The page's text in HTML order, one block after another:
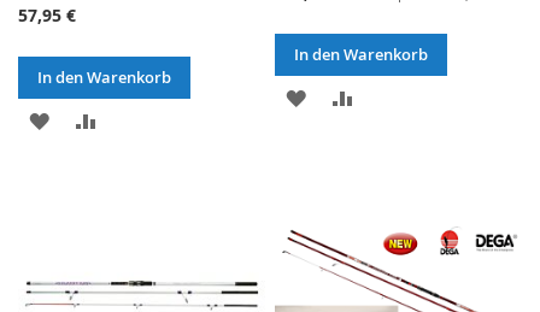
57,95 €
In den Warenkorb
ZUR
In den Warenkorb
ZUR